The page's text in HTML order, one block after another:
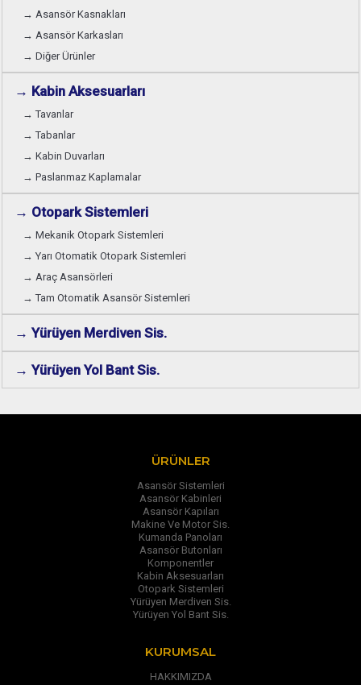
→ Asansör Kasnakları
→ Asansör Karkasları
→ Diğer Ürünler
→ Kabin Aksesuarları
→ Tavanlar
→ Tabanlar
→ Kabin Duvarları
→ Paslanmaz Kaplamalar
→ Otopark Sistemleri
→ Mekanik Otopark Sistemleri
→ Yarı Otomatik Otopark Sistemleri
→ Araç Asansörleri
→ Tam Otomatik Asansör Sistemleri
→ Yürüyen Merdiven Sis.
→ Yürüyen Yol Bant Sis.
ÜRÜNLER
Asansör Sistemleri
Asansör Kabinleri
Asansör Kapıları
Makine Ve Motor Sis.
Kumanda Panoları
Asansör Butonları
Komponentler
Kabin Aksesuarları
Otopark Sistemleri
Yürüyen Merdiven Sis.
Yürüyen Yol Bant Sis.
KURUMSAL
HAKKIMIZDA